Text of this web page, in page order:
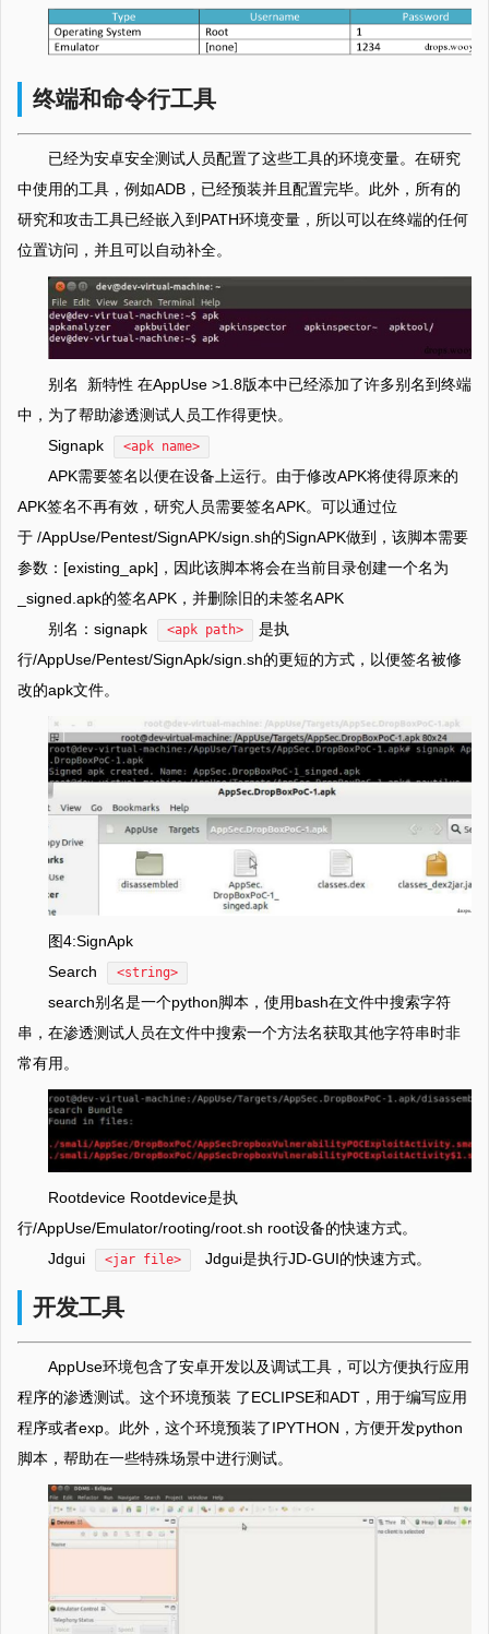
终端和命令行工具
已经为安卓安全测试人员配置了这些工具的环境变量。在研究
中使用的工具，例如ADB，已经预装并且配置完毕。此外，所有的
研究和攻击工具已经嵌入到PATH环境变量，所以可以在终端的任何
位置访问，并且可以自动补全。
别名 新特性 在AppUse >1.8版本中已经添加了许多别名到终端
中，为了帮助渗透测试人员工作得更快。
Signapk
<apk name>
APK需要签名以便在设备上运行。由于修改APK将使得原来的
APK签名不再有效，研究人员需要签名APK。可以通过位
于 /AppUse/Pentest/SignAPK/sign.sh的SignAPK做到，该脚本需要
参数：[existing_apk]，因此该脚本将会在当前目录创建一个名为
_signed.apk的签名APK，并删除旧的未签名APK
别名：signapk
<apk path>
是执
行/AppUse/Pentest/SignApk/sign.sh的更短的方式，以便签名被修
改的apk文件。
图4:SignApk
Search
<string>
search别名是一个python脚本，使用bash在文件中搜索字符
串，在渗透测试人员在文件中搜索一个方法名获取其他字符串时非
常有用。
Rootdevice Rootdevice是执
行/AppUse/Emulator/rooting/root.sh root设备的快速方式。
Jdgui
<jar file> Jdgui是执行JD-GUI的快速方式。
开发工具
AppUse环境包含了安卓开发以及调试工具，可以方便执行应用
程序的渗透测试。这个环境预装 了ECLIPSE和ADT，用于编写应用
程序或者exp。此外，这个环境预装了IPYTHON，方便开发python
脚本，帮助在一些特殊场景中进行测试。